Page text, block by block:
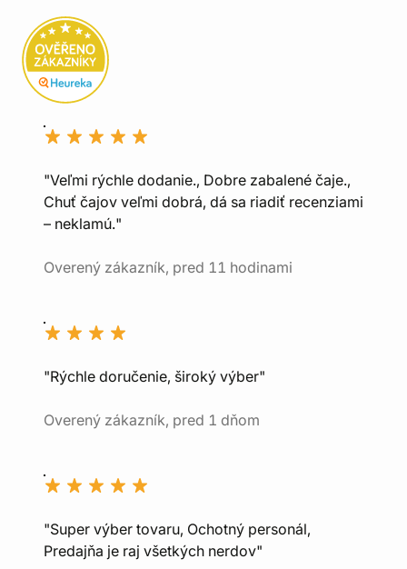
"Veľmi rýchle dodanie., Dobre zabalené čaje.,
Chuť čajov veľmi dobrá, dá sa riadiť recenziami
– neklamú."
Overený zákazník, pred 11 hodinami
"Rýchle doručenie, široký výber"
Overený zákazník, pred 1 dňom
"Super výber tovaru, Ochotný personál,
Predajňa je raj všetkých nerdov"